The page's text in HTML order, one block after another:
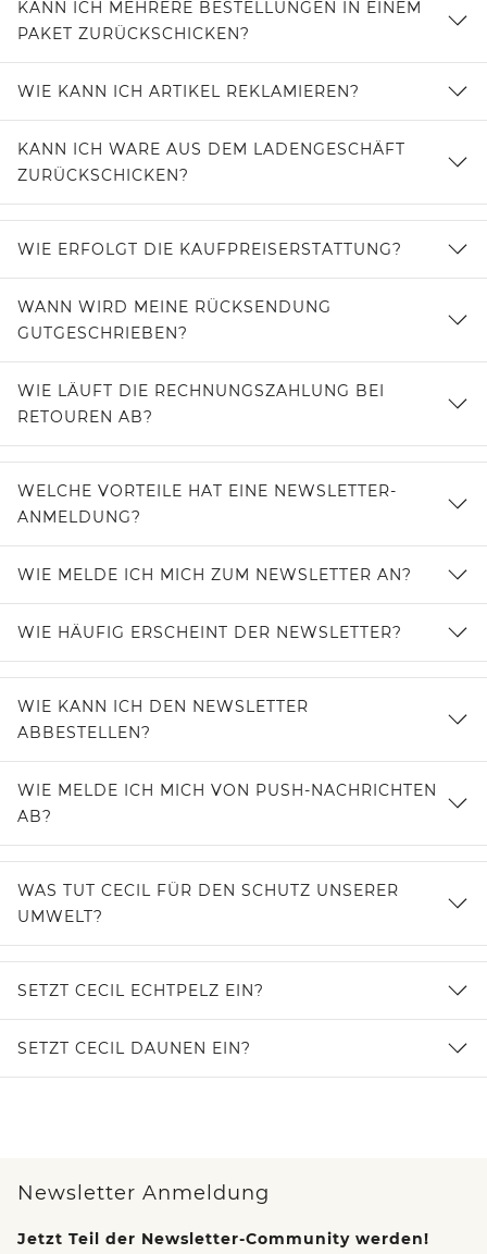
KANN ICH MEHRERE BESTELLUNGEN IN EINEM
PAKET ZURÜCKSCHICKEN?
WIE KANN ICH ARTIKEL REKLAMIEREN?
KANN ICH WARE AUS DEM LADENGESCHÄFT
ZURÜCKSCHICKEN?
WIE ERFOLGT DIE KAUFPREISERSTATTUNG?
WANN WIRD MEINE RÜCKSENDUNG
GUTGESCHRIEBEN?
WIE LÄUFT DIE RECHNUNGSZAHLUNG BEI
RETOUREN AB?
WELCHE VORTEILE HAT EINE NEWSLETTER-
ANMELDUNG?
WIE MELDE ICH MICH ZUM NEWSLETTER AN?
WIE HÄUFIG ERSCHEINT DER NEWSLETTER?
WIE KANN ICH DEN NEWSLETTER
ABBESTELLEN?
WIE MELDE ICH MICH VON PUSH-NACHRICHTEN
AB?
WAS TUT CECIL FÜR DEN SCHUTZ UNSERER
UMWELT?
SETZT CECIL ECHTPELZ EIN?
SETZT CECIL DAUNEN EIN?
Newsletter Anmeldung
Jetzt Teil der Newsletter-Community werden!